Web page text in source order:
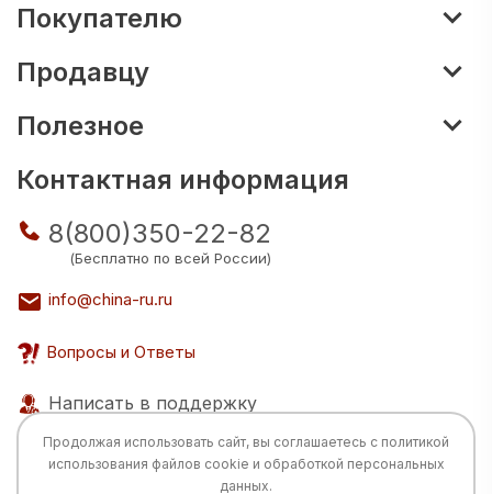
Покупателю
Продавцу
Полезное
Контактная информация
8(800)350-22-82
(Бесплатно по всей России)
info@china-ru.ru
Вопросы и Ответы
Написать в поддержку
Продолжая использовать сайт, вы соглашаетесь с политикой
использования файлов cookie и обработкой персональных
данных.